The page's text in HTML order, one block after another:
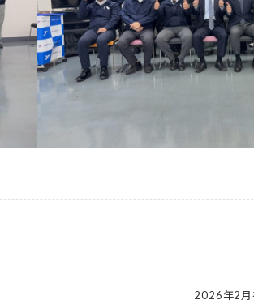
2026年2月